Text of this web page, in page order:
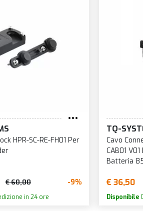
HPR-SC-RE01-
Range Extender
€ 40,00 -9%
in 2 giorni.
TQ-
Cavo
RE01-
Batteria
€ 38,90
Disponibile